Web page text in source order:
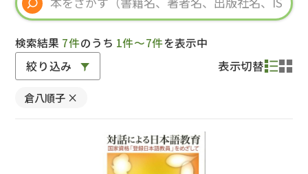
教師用参考書
検索結果 7件のうち 1件～7件を表示中
絞り込み 表示切替
倉八順子 ×